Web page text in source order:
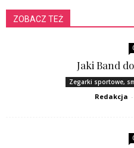
ZOBACZ TEŻ
Jaki Band
Zegarki sportowe,
Redakcja -